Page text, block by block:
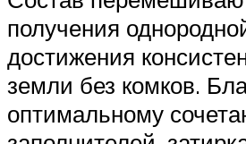
получения
достижения
земли без комков.
оптимальному